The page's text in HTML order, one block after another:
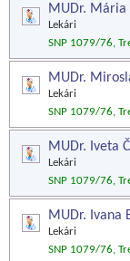
MUDr. Mária
Lekári
SNP 1079/76,
MUDr.
Lekári
SNP 1079/76,
MUDr. Iveta
Lekári
SNP 1079/76,
MUDr. Ivana
Lekári
SNP 1079/76,